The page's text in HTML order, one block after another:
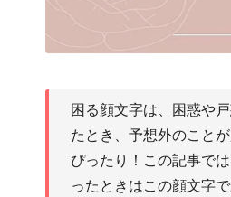
困る顔文字は、困惑や
たとき、予想外のこと
ぴったり！この記事で
ったときはこの顔文字